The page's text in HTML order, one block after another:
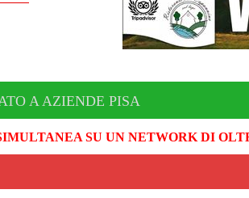
A AZIENDE PISA
SU UN NETWORK DI